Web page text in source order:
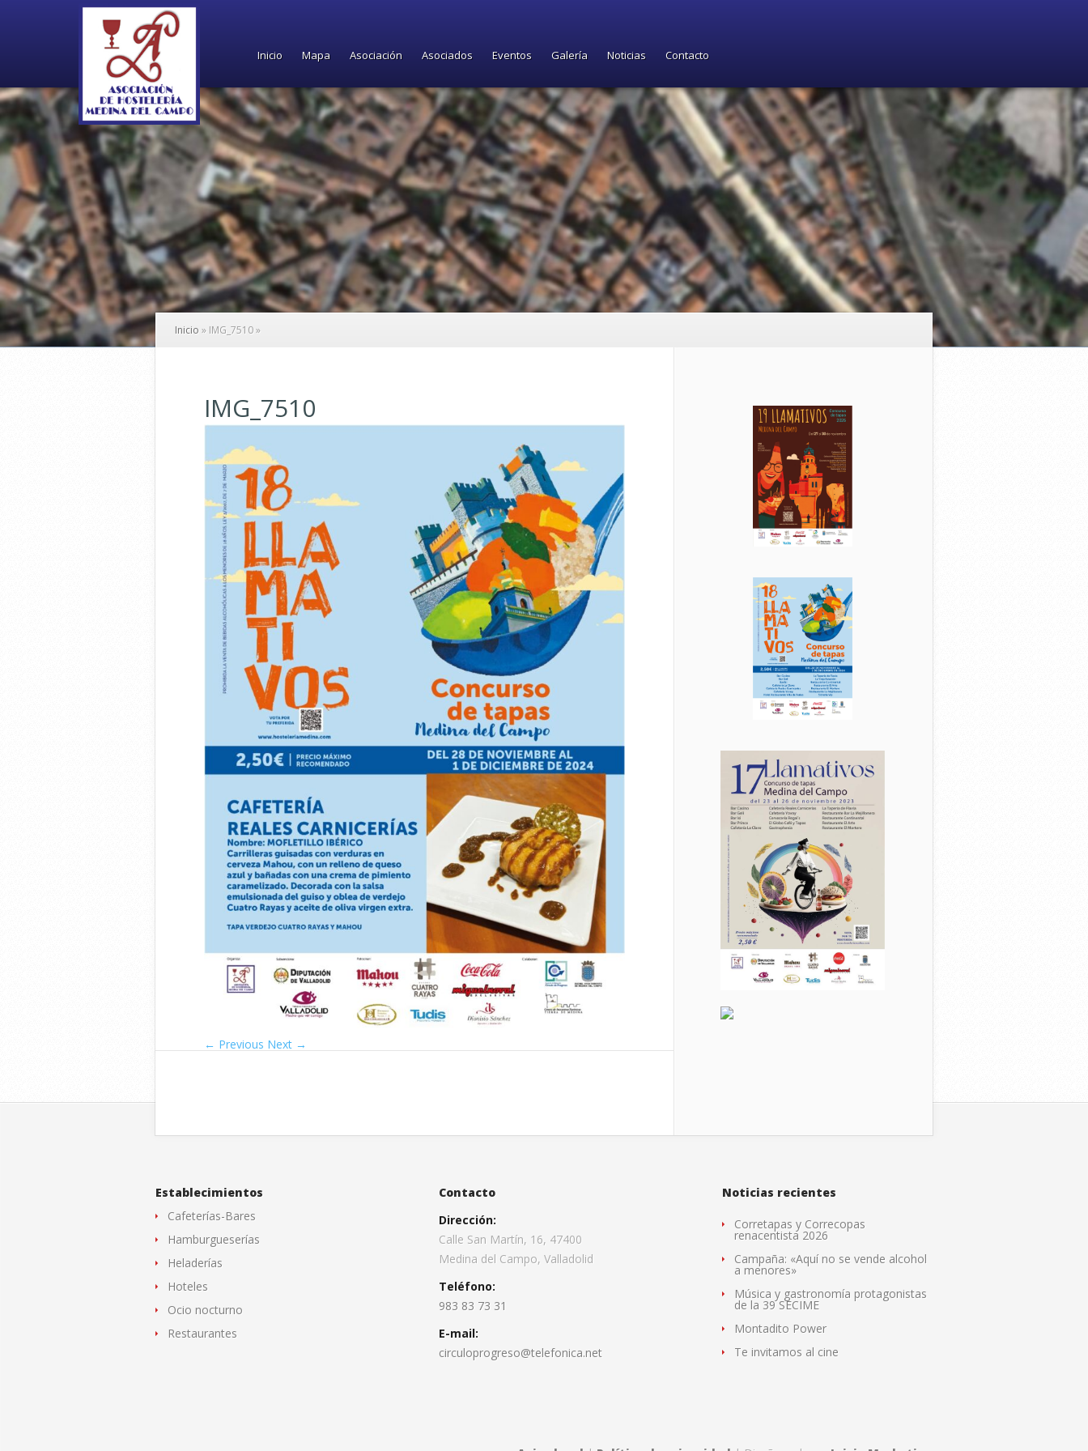
Inicio Mapa Asociación Asociados Eventos Galería Noticias Contacto
Inicio » IMG_7510»
IMG_7510
← Previous Next →
Establecimientos
Cafeterías-Bares
Hamburgueserías
Heladerías
Hoteles
Ocio nocturno
Restaurantes
Contacto
Dirección:
Calle San Martín, 16, 47400
Medina del Campo, Valladolid
Teléfono:
983 83 73 31
E-mail:
circuloprogreso@telefonica.net
Noticias recientes
Corretapas y Correcopas
renacentista 2026
Campaña: «Aquí no se vende alcohol
a menores»
Música y gastronomía protagonistas
de la 39 SECIME
Montadito Power
Te invitamos al cine